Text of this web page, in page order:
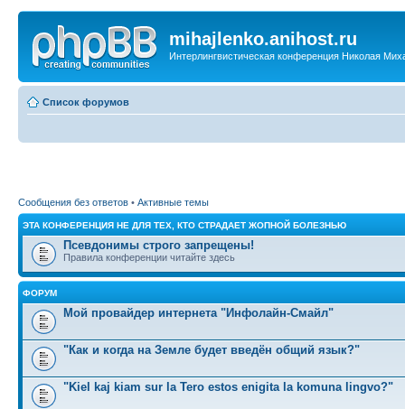
mihajlenko.anihost.ru
Интерлингвистическая конференция Николая
Список форумов
Сообщения без ответов • Активные темы
ЭТА КОНФЕРЕНЦИЯ НЕ ДЛЯ ТЕХ, КТО СТРАДАЕТ ЖОПНОЙ БОЛЕЗНЬЮ
Псевдонимы строго запрещены!
Правила конференции читайте здесь
ФОРУМ
Мой провайдер интернета "Инфолайн-Смайл"
"Как и когда на Земле будет введён общий язык?"
"Kiel kaj kiam sur la Tero estos enigita la komuna lingvo?"